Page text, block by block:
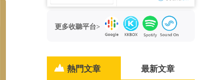
更多收聽平台>
熱門文章 最新文章